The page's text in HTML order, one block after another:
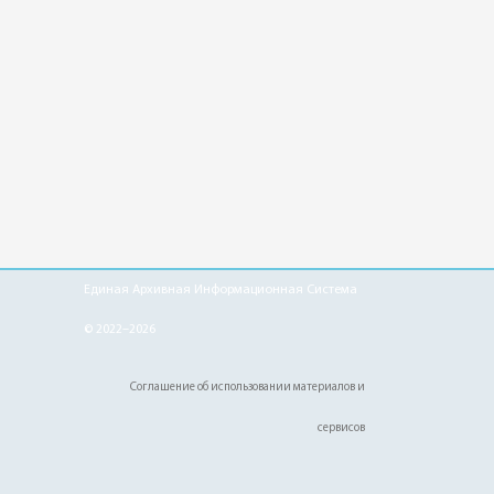
Единая Архивная Информационная Система
© 2022–2026
Соглашение об использовании материалов и
сервисов